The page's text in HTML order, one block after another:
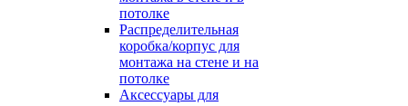
потолке
Распределительная
коробка/корпус для
монтажа на стене и на
потолке
Аксессуары для